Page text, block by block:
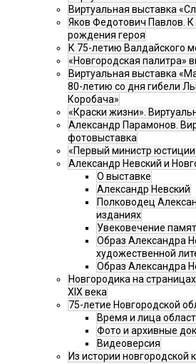
Виртуальная выставка
Яков Федотович Павлов.
рождения героя
К 75-летию Валдайского
«Новгородская палитра»
Виртуальная выставка
80-летию со дня гибели
Коробача»
«Краски жизни».
Александр Парамонов.
фотовыставка
«Первый министр
Александр Невский и
О выставке
Александр Невский
Полководец
изданиях
Увековечение
Образ Александра
художественной
Образ Александра
Новгородика на
XIX века
75-летие Новгородской
Время и лица
Фото и архивные
Видеоверсия
Из истории новгородской